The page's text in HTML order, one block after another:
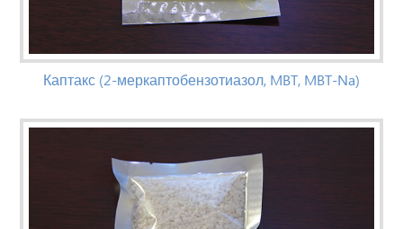
Каптакс (2-меркаптобензотиазол, MBT, MBT-Na)